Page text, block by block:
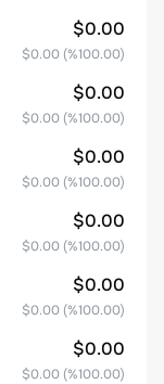
$0.00
$0.00 (%100.00)
$0.00
$0.00 (%100.00)
$0.00
$0.00 (%100.00)
$0.00
$0.00 (%100.00)
$0.00
$0.00 (%100.00)
$0.00
$0.00 (%100.00)